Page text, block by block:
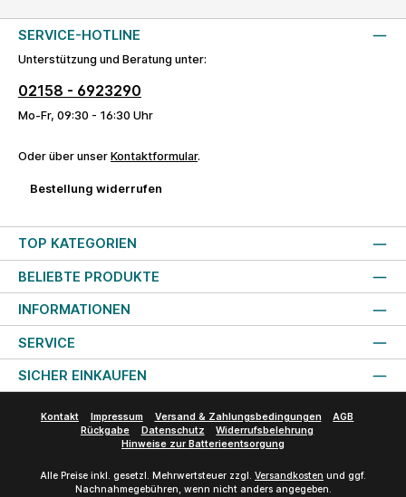
SERVICE-HOTLINE
Unterstützung und Beratung unter:
02158 - 6923290
Mo-Fr, 09:30 - 16:30 Uhr
Oder über unser Kontaktformular.
Bestellung widerrufen
TOP KATEGORIEN
BELIEBTE PRODUKTE
INFORMATIONEN
SERVICE
SICHER EINKAUFEN
Kontakt Impressum Versand & Zahlungsbedingungen
AGB
Rückgabe
Datenschutz
Widerrufsbelehrung
Hinweise zur Batterieentsorgung
Alle Preise inkl. gesetzl. Mehrwertsteuer zzgl. Versandkosten und ggf.
Nachnahmegebühren, wenn nicht anders angegeben.